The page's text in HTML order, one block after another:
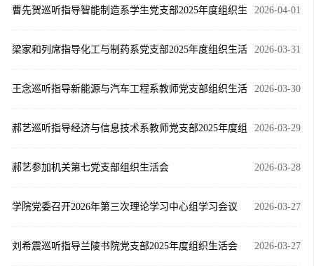
2026-04-01
曹先贺巡听指导智能制造系学生党支部2025年度组织生
活会
2026-03-31
梁家和列席指导化工与制药系党支部2025年度组织生活
2026-03-30
王念巡听指导新能源与汽车工程系教师党支部组织生活
会
2026-03-29
郝艺巡听指导经济与信息技术系教师党支部2025年度组
织生活会
2026-03-28
郝艺参加机关第七党支部组织生活会
2026-03-27
学院党委召开2026年第三次理论学习中心组学习会议
2026-03-27
刘希震巡听指导兰陵书院党支部2025年度组织生活会